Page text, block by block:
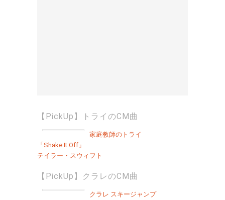
【PickUp】トライのCM曲
家庭教師のトライ
「Shake It Off」
テイラー・スウィフト
【PickUp】クラレのCM曲
クラレ スキージャンプ